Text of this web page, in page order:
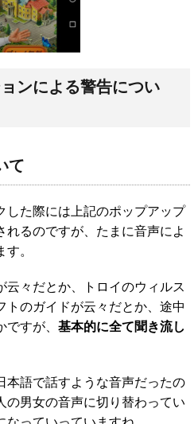
ンによる警告につい
て
した際には上記のポップアップ
れるのですが、たまに音声によ
。
云々だとか、トロイのウィルス
トのガイドが云々だとか、途中
すが、 基本的に全て聞き流し
本語で話すような音声だったの
の男女の音声に切り替わってい